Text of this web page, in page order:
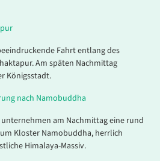
Fahrt entlang des
Am späten Nachmittag
Königsstadt.
nach Namobuddha
am Nachmittag eine rund
Kloster Namobuddha, herrlich
Himalaya-Massiv.